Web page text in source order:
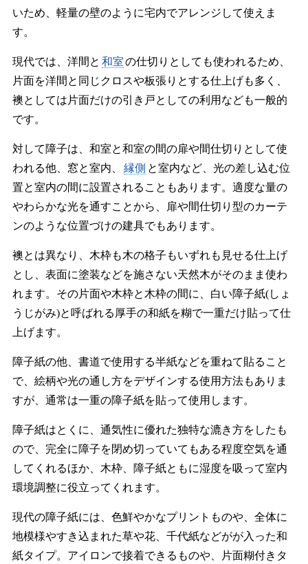
いため、軽量の壁のように宅内でアレンジして使えま
す。
現代では、洋間と 和室の仕切りとしても使われるため、
片面を洋間と同じクロスや板張りとする仕上げも多く、
襖としては片面だけの引き戸としての利用なども一般的
です。
対して障子は、和室と和室の間の扉や間仕切りとして使
われる他、窓と室内、
縁側 と室内など、光の差し込む位
置と室内の間に設置されることもあります。適度な量の
やわらかな光を通すことから、扉や間仕切り型のカーテ
ンのような位置づけの建具でもあります。
襖とは異なり、木枠も木の格子もいずれも見せる仕上げ
とし、表面に塗装などを施さない天然木がそのまま使わ
れます。その片面や木枠と木枠の間に、白い障子紙(しょ
うじがみ)と呼ばれる厚手の和紙を糊で一重だけ貼って仕
上げます。
障子紙の他、書道で使用する半紙などを重ねて貼ること
で、絵柄や光の通し方をデザインする使用方法もありま
すが、通常は一重の障子紙を貼って使用します。
障子紙はとくに、通気性に優れた独特な漉き方をしたも
ので、完全に障子を閉め切っていてもある程度空気を通
してくれるほか、木枠、障子紙ともに湿度を吸って室内
環境調整に役立ってくれます。
現代の障子紙には、色鮮やかなプリントものや、全体に
地模様やすき込まれた草や花、千代紙などがが入った和
紙タイプ。アイロンで接着できるものや、片面糊付きタ